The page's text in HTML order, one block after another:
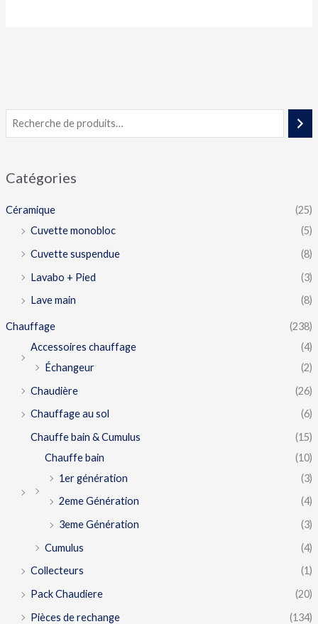
Catégories
Céramique
(25)
Cuvette monobloc
(5)
Cuvette suspendue
(8)
Lavabo + Pied
(3)
Lave main
(8)
Chauffage
(238)
Accessoires chauffage
(4)
Échangeur
(2)
Chaudière
(26)
Chauffage au sol
(6)
Chauffe bain & Cumulus
(15)
Chauffe bain
(10)
1er génération
(3)
2eme Génération
(4)
3eme Génération
(3)
Cumulus
(4)
Collecteurs
(1)
Pack Chaudiere
(20)
Pièces de rechange
(134)